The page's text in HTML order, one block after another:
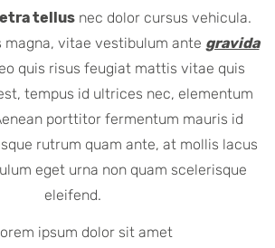
tellusnec dolor cursus vehicula.
magna, vitae vestibulum ante gravida
quis risus feugiat mattis vitae quis
tempus id ultrices nec, elementum
porttitor fermentum mauris id
rutrum quam ante, at mollis lacus
eget urna non quam scelerisque
eleifend.
ipsum dolor sit amet